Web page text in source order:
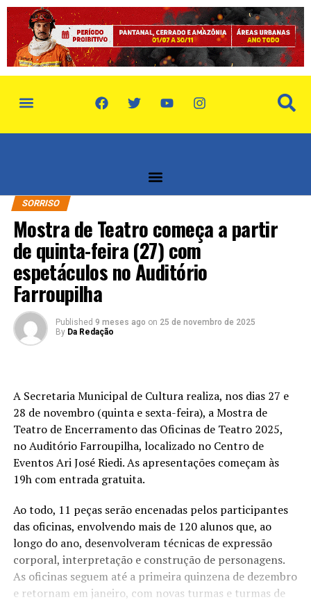
SORRISO
Mostra de Teatro começa a partir
de quinta-feira (27) com
espetáculos no Auditório
Farroupilha
Published 9 meses ago on 25 de novembro de 2025
By Da Redação
A Secretaria Municipal de Cultura realiza, nos dias 27 e
28 de novembro (quinta e sexta-feira), a Mostra de
Teatro de Encerramento das Oficinas de Teatro 2025,
no Auditório Farroupilha, localizado no Centro de
Eventos Ari José Riedi. As apresentações começam às
19h com entrada gratuita.
Ao todo, 11 peças serão encenadas pelos participantes
das oficinas, envolvendo mais de 120 alunos que, ao
longo do ano, desenvolveram técnicas de expressão
corporal, interpretação e construção de personagens.
As oficinas seguem até a primeira quinzena de dezembro
e retornam em janeiro, com novas turmas e turmas de